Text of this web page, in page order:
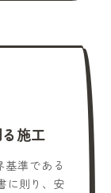
施工
準である
に則り、安